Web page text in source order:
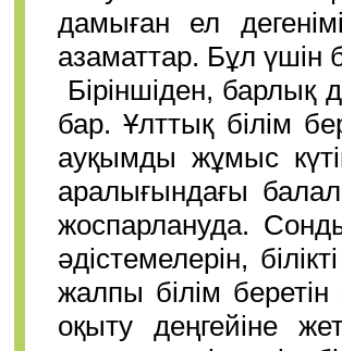
дамыған ел
азаматтар. Бұл үшін
Біріншіден, барлық
бар. Ұлттық білім
ауқымды жұмыс
аралығындағы
жоспарлануда.
әдістемелерін,
жалпы білім беретін
оқыту деңгейіне